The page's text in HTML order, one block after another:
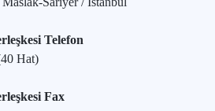
Telefon
Hat)
Fax